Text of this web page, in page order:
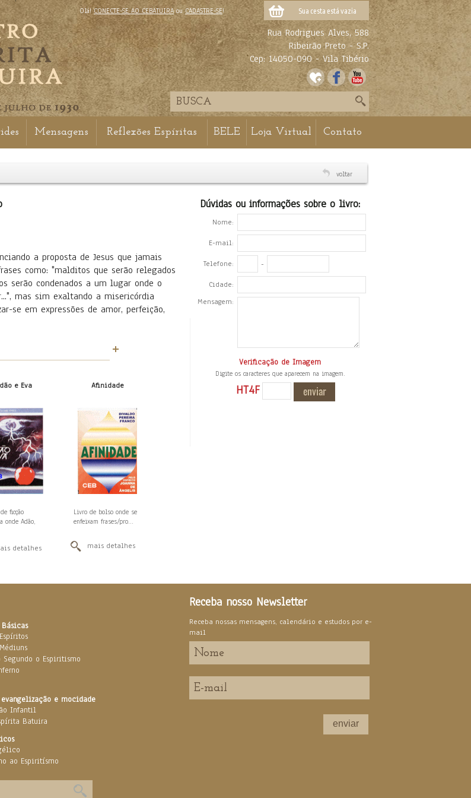
Olá!CONECTE-SE AO CEBATUIRAouCADASTRE-SE! Sua cesta está vazia
Rua Rodrigues Alves, 588
Ribeirão Preto - S.P.
Cep: 14050-090 - Vila Tibério
Mensagens Reflexões Espíritas BELE Loja Virtual Contato
voltar
a proposta de Jesus que jamais
como: "malditos que serão relegados
serão condenados a um lugar onde o
mas sim exaltando a misericórdia
se em expressões de amor, perfeição,
e Eva
ficção
onde Adão,
detalhes
Afinidade
Livro de bolso onde se
enfeixam frases/pro...
mais detalhes
Dúvidas ou informações sobre o livro:
Nome:
E-mail:
Telefone: -
Cidade:
Mensagem:
Verificação de Imagem
Digite os caracteres que aparecem na imagem.
HT4F
Básicas
Segundo o Espiritismo
evangelização e mocidade
Infantil
Batuira
ao Espiritísmo
Receba nosso Newsletter
Receba nossas mensagens, calendário e estudos por e-
mail
enviar